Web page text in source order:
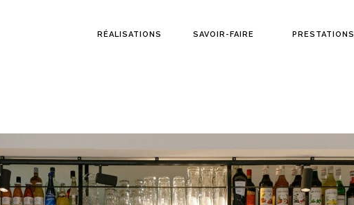
RÉALISATIONS SAVOIR-FAIRE PRESTATIONS